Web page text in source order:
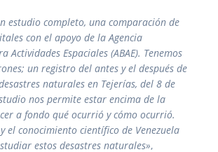
estudio completo, una comparación de
con el apoyo de la Agencia
Actividades Espaciales (ABAE). Tenemos
un registro del antes y el después de
naturales en Tejerías, del 8 de
nos permite estar encima de la
a fondo qué ocurrió y cómo ocurrió.
el conocimiento científico de Venezuela
estos desastres naturales»,